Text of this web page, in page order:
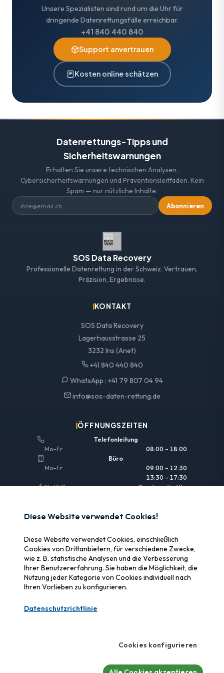
Unsere Spezialisten sind rund um die Uhr für
dringende Datenrettungsfälle erreichbar.
+41 840 440 840
Support anvertrauen
Kosten online schätzen
Datenrettungs-Tipps und
Sicherheitswarnungen
Erhalten Sie unsere technischen Analysen,
Cybersicherheitswarnungen und Präventionsleitfäden. Kein
Spam — nur nützliche Inhalte.
Abonnieren
SOS Data Recovery
Professionelle Datenrettung in der Schweiz. Vertrauen,
Präzision, Ergebnisse.
KONTAKT
SOS Data Recovery
Lagerhausstrasse 25
3232 Ins (Anet)
+41 840 440 840
WhatsApp : +41 79 807 04 94
info@sos-daten-rettung.de
ÖFFNUNGSZEITEN
Telefonleitung
Mo–Fr
08:00 – 18:00
Büro
Mo–Fr
09:00 – 12:30
13:30 – 17:30
Notfälle
Rund um die Uhr
NÜTZLICHE LINKS
Versicherung & Erstattung
Warum SOS Data Recovery
Cookies verwalten
ZERTIFIZIERUNGEN
Cybersicherheits-Label
Diese Website verwendet Cookies!
Diese Website verwendet Cookies, einschließlich
Cookies von Drittanbietern, für verschiedene Zwecke,
wie z. B. statistische Analysen und die Verbesserung
Ihrer Benutzererfahrung. Sie haben die Möglichkeit, die
Nutzung jeder Kategorie von Cookies individuell nach
Ihren Vorlieben zu konfigurieren.
Datenschutzrichtlinie
Cookies konfigurieren